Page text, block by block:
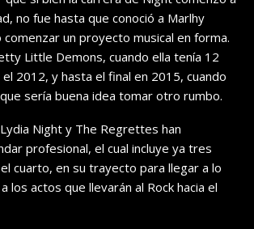
no fue hasta que conoció a Marlhy
un proyecto musical en forma.
Little Demons, cuando ella tenía 12
2012, y hasta el final en 2015, cuando
sería buena idea tomar otro rumbo.
Night y The Regrettes han
profesional, el cual incluye ya tres
cuarto, en su trayecto para llegar a lo
los actos que llevarán al Rock hacia el